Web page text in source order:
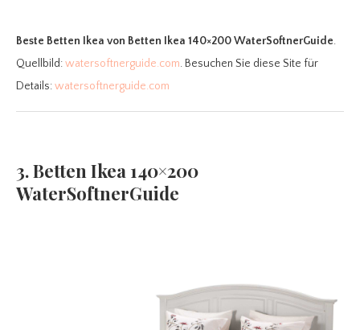
Beste Betten Ikea von Betten Ikea 140×200 WaterSoftnerGuide.
Quellbild:watersoftnerguide.com. Besuchen Sie diese Site für
Details:watersoftnerguide.com
3. Betten Ikea 140×200
WaterSoftnerGuide